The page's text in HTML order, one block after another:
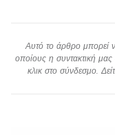
Αυτό το άρθρο μπορεί
οποίους η συντακτική
κλικ στο σύνδεσμο.